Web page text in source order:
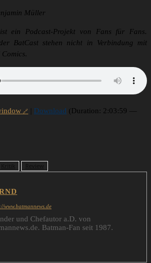
Müller
ein Podcast-Projekt von Fans für Fans.
BatCast stehen nicht in Verbindung mit
| Download (Duration: 2:03:59 —
www.batmannews.de
und Chefautor a.D. von
Batman-Fan seit 1987.